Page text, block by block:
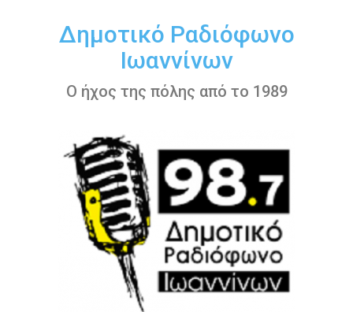
περιεχόμενοΔημοτικό Ραδιόφωνο
Ιωαννίνων
Ο ήχος της πόλης από το 1989